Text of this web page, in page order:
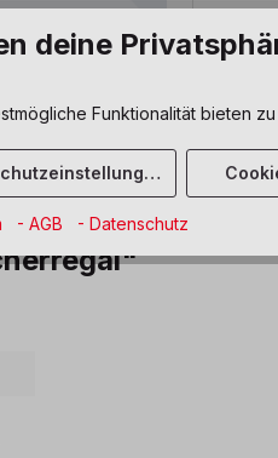
Sofort
Zum
deine
Funktionalität bieten zu
- AGB - Datenschutz